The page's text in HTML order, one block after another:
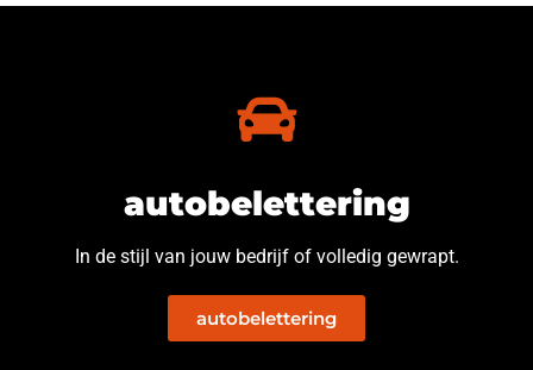
autobelettering
In de stijl van jouw bedrijf of volledig gewrapt.
autobelettering